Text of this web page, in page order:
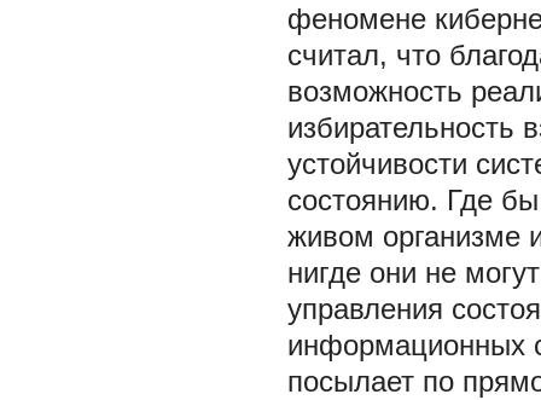
феномене
считал, что
возможность
избирательность
устойчивости
состоянию. Где
живом организме
нигде они не
управления
информационных
посылает по